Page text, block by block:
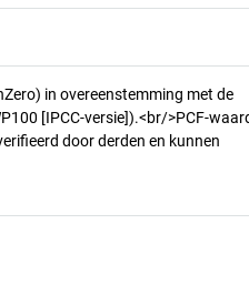
in overeenstemming met de
[IPCC-versie]).<br/>PCF-
door derden en kunnen